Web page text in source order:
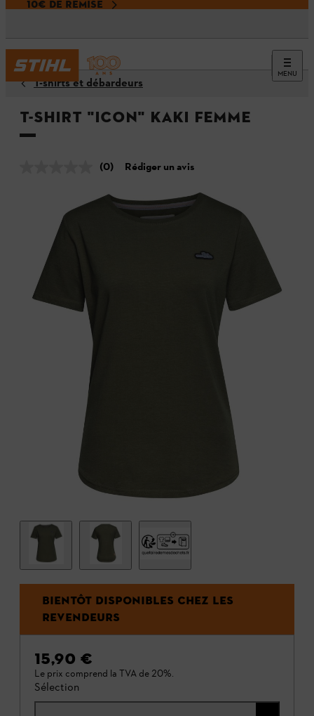
10€ DE REMISE
MENU
T-shirts et débardeurs
T-shirt "ICON" kaki Femme
(0) Rédiger un avis
BIENTÔT DISPONIBLES CHEZ LES
REVENDEURS
15,90 €
Le prix comprend la TVA de 20%.
Sélection